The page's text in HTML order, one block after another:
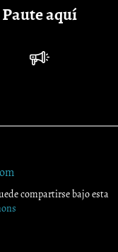
Paute aquí
compartirse bajo esta